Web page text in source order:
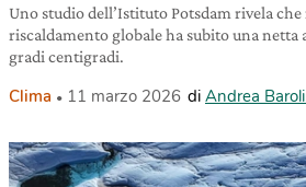
Uno studio dell’Istituto Potsdam rivela
riscaldamento globale ha subito una netta
gradi centigradi.
Clima 11 marzo 2026 di Andrea